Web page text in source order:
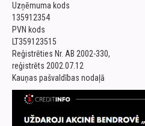
Uzņēmuma kods
135912354
PVN kods
LT359123515
Reģistrēties Nr. AB 2002-330,
reģistrēts 2002.07.12
Kauņas pašvaldības nodaļā